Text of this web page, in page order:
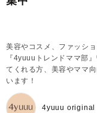
美容やコスメ、ファッシ
『4yuuuトレンドママ部
てくれる方、美容やママ
います！
4yuuu original